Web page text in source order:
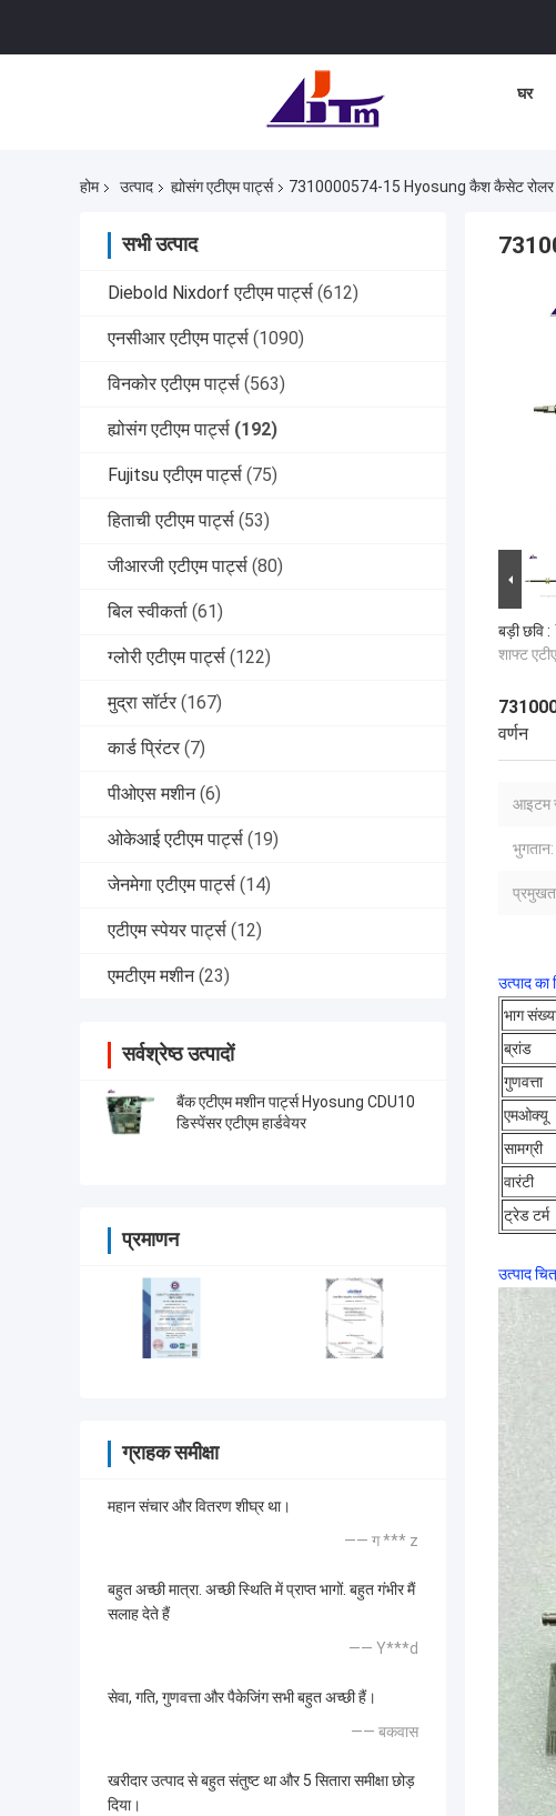
घर
होम उत्पाद ह्योसंग एटीएम पार्ट्स 7310000574-15 Hyosung कैश कैसेट रोलर
सभी उत्पाद
Diebold Nixdorf एटीएम पार्ट्स (612)
एनसीआर एटीएम पार्ट्स (1090)
विनकोर एटीएम पार्ट्स (563)
ह्योसंग एटीएम पार्ट्स (192)
Fujitsu एटीएम पार्ट्स (75)
हिताची एटीएम पार्ट्स (53)
जीआरजी एटीएम पार्ट्स (80)
बिल स्वीकर्ता (61)
ग्लोरी एटीएम पार्ट्स (122)
मुद्रा सॉर्टर (167)
कार्ड प्रिंटर (7)
पीओएस मशीन (6)
ओकेआई एटीएम पार्ट्स (19)
जेनमेगा एटीएम पार्ट्स (14)
एटीएम स्पेयर पार्ट्स (12)
एमटीएम मशीन (23)
सर्वश्रेष्ठ उत्पादों
बैंक एटीएम मशीन पार्ट्स Hyosung CDU10
डिस्पेंसर एटीएम हार्डवेयर
प्रमाणन
ग्राहक समीक्षा
महान संचार और वितरण शीघ्र था।
—— ग *** z
बहुत अच्छी मात्रा. अच्छी स्थिति में प्राप्त भागों. बहुत गंभीर मैं
सलाह देते हैं
—— Y***d
सेवा, गति, गुणवत्ता और पैकेजिंग सभी बहुत अच्छी हैं।
—— बकवास
खरीदार उत्पाद से बहुत संतुष्ट था और 5 सितारा समीक्षा छोड़
दिया।
बड़ी छवि :
शाफ्ट
वर्णन
आइटम
भुगतान:
उत्पाद का
भाग
ब्रांड
गुणवत्ता
एमओक्यू
सामग्री
वारंटी
ट्रेड टर्म
उत्पाद